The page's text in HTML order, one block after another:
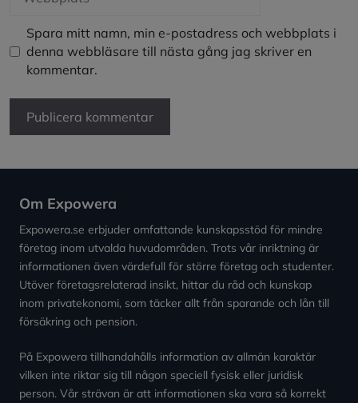
Spara mitt namn, min e-postadress och webbplats i
denna webbläsare till nästa gång jag skriver en
kommentar.
Om Expowera
Expowera.se erbjuder omfattande kunskapsstöd för mindre
företag inom utvalda huvudområden. Trots vår inriktning är
informationen även värdefull för större företag och studenter.
Utöver företagsrelaterad insikt, hittar du råd och kunskap
inom privatekonomi, som täcker allt från sparande och lån till
försäkring och pension.
På Expowera tillhandahålls information av allmän karaktär
vilken inte riktar sig till någon speciell fysisk eller juridisk
person. Vår strävan är att informationen ska vara så korrekt